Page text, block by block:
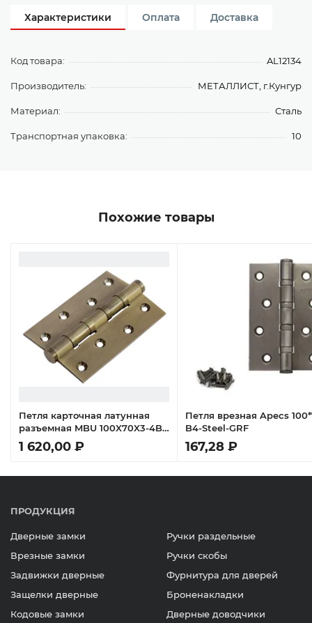
Характеристики Оплата Доставка
Код товара: AL12134
Производитель: МЕТАЛЛИСТ, г.Кунгур
Материал: Сталь
Транспортная упаковка: 10
Похожие товары
Петля карточная латунная
разъемная MBU 100X70X3-4BB
COF универсальная,врезная
на круглой оси, вес полотна
1 620,00 ₽
Петля врезная Apecs
B4-Steel-GRF
167,28 ₽
ПРОДУКЦИЯ
Дверные замки
Врезные замки
Задвижки дверные
Защелки дверные
Кодовые замки
Ручки раздельные
Ручки скобы
Фурнитура для дверей
Броненакладки
Дверные доводчики